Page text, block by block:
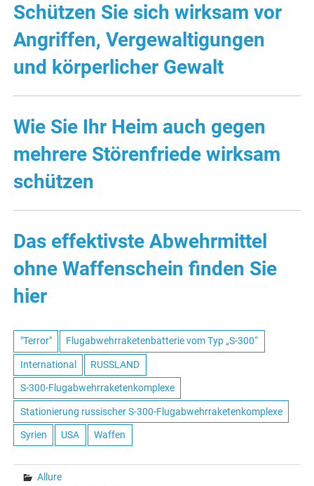
Schützen Sie sich wirksam vor
Angriffen, Vergewaltigungen
und körperlicher Gewalt
Wie Sie Ihr Heim auch gegen
mehrere Störenfriede wirksam
schützen
Das effektivste Abwehrmittel
ohne Waffenschein finden Sie
hier
"Terror" Flugabwehrraketenbatterie vom Typ „S-300“
International RUSSLAND
S-300-Flugabwehrraketenkomplexe
Stationierung russischer S-300-Flugabwehrraketenkomplexe
Syrien USA Waffen
Allure